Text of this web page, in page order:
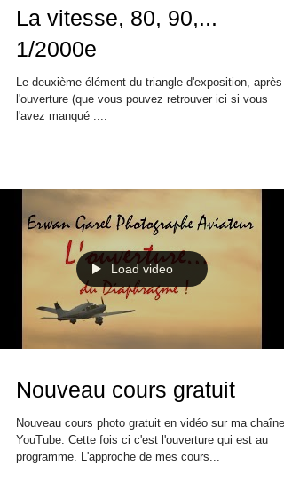
La vitesse, 80, 90,...
1/2000e
Le deuxième élément du triangle d'exposition, après
l'ouverture (que vous pouvez retrouver ici si vous
l'avez manqué :...
Load video
Nouveau cours gratuit
Nouveau cours photo gratuit en vidéo sur ma chaîne
YouTube. Cette fois ci c'est l'ouverture qui est au
programme. L'approche de mes cours...